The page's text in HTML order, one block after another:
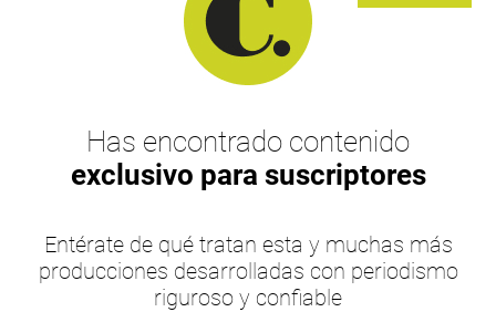
Has encontrado contenido
exclusivo para suscriptores
Entérate de qué tratan esta y muchas más
producciones desarrolladas con periodismo
riguroso y confiable